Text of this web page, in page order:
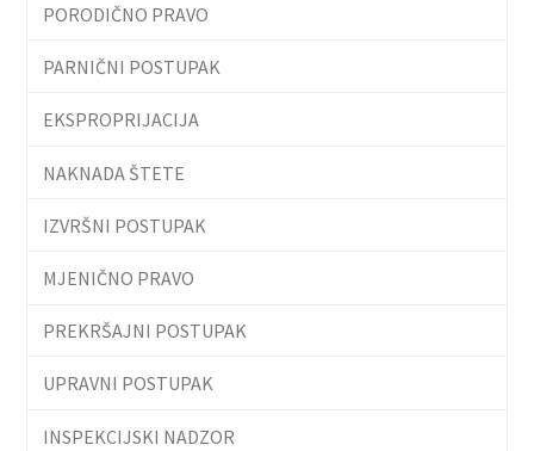
PORODIČNO PRAVO
PARNIČNI POSTUPAK
EKSPROPRIJACIJA
NAKNADA ŠTETE
IZVRŠNI POSTUPAK
MJENIČNO PRAVO
PREKRŠAJNI POSTUPAK
UPRAVNI POSTUPAK
INSPEKCIJSKI NADZOR